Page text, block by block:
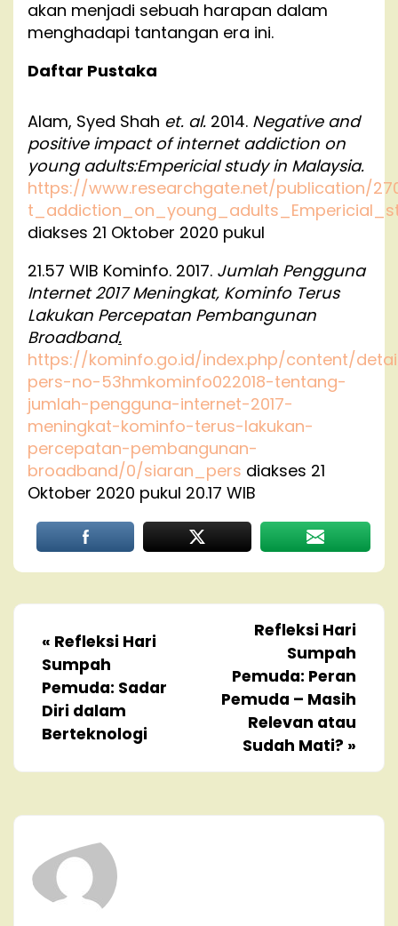
akan menjadi sebuah harapan dalam
menghadapi tantangan era ini.
Daftar Pustaka
Alam, Syed Shah et. al. 2014. Negative and
positive impact of internet addiction on
young adults:Empericial study in Malaysia.
https://www.researchgate.net/publication/
diakses 21 Oktober 2020 pukul
21.57 WIB Kominfo. 2017. Jumlah Pengguna
Internet 2017 Meningkat, Kominfo Terus
Lakukan Percepatan Pembangunan
Broadband.
https://kominfo.go.id/index.php/content/
pers-no-53hmkominfo022018-tentang-
jumlah-pengguna-internet-2017-
meningkat-kominfo-terus-lakukan-
percepatan-pembangunan-
broadband/0/siaran_pers diakses 21
Oktober 2020 pukul 20.17 WIB
« Refleksi Hari
Sumpah
Pemuda: Sadar
Diri dalam
Berteknologi
Refleksi Hari
Sumpah
Pemuda: Peran
Pemuda – Masih
Relevan atau
Sudah Mati? »